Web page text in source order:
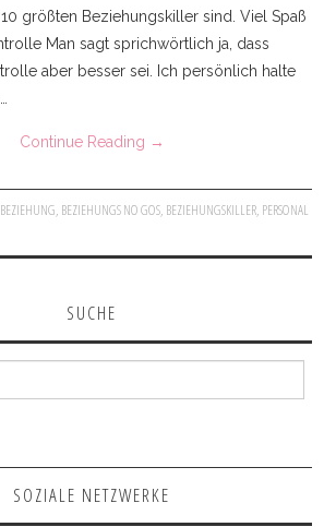
größten Beziehungskiller sind. Viel Spaß
Man sagt sprichwörtlich ja, dass
aber besser sei. Ich persönlich halte
Continue Reading →
BEZIEHUNG, BEZIEHUNGS NO GOS, BEZIEHUNGSKILLER, PERSONAL
SUCHE
SOZIALE NETZWERKE